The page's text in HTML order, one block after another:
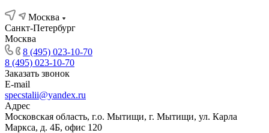
Москва
Санкт-Петербург
Москва
8 (495) 023-10-70
8 (495) 023-10-70
Заказать звонок
E-mail
specstalii@yandex.ru
Адрес
Московская область, г.о. Мытищи, г. Мытищи, ул. Карла
Маркса, д. 4Б, офис 120